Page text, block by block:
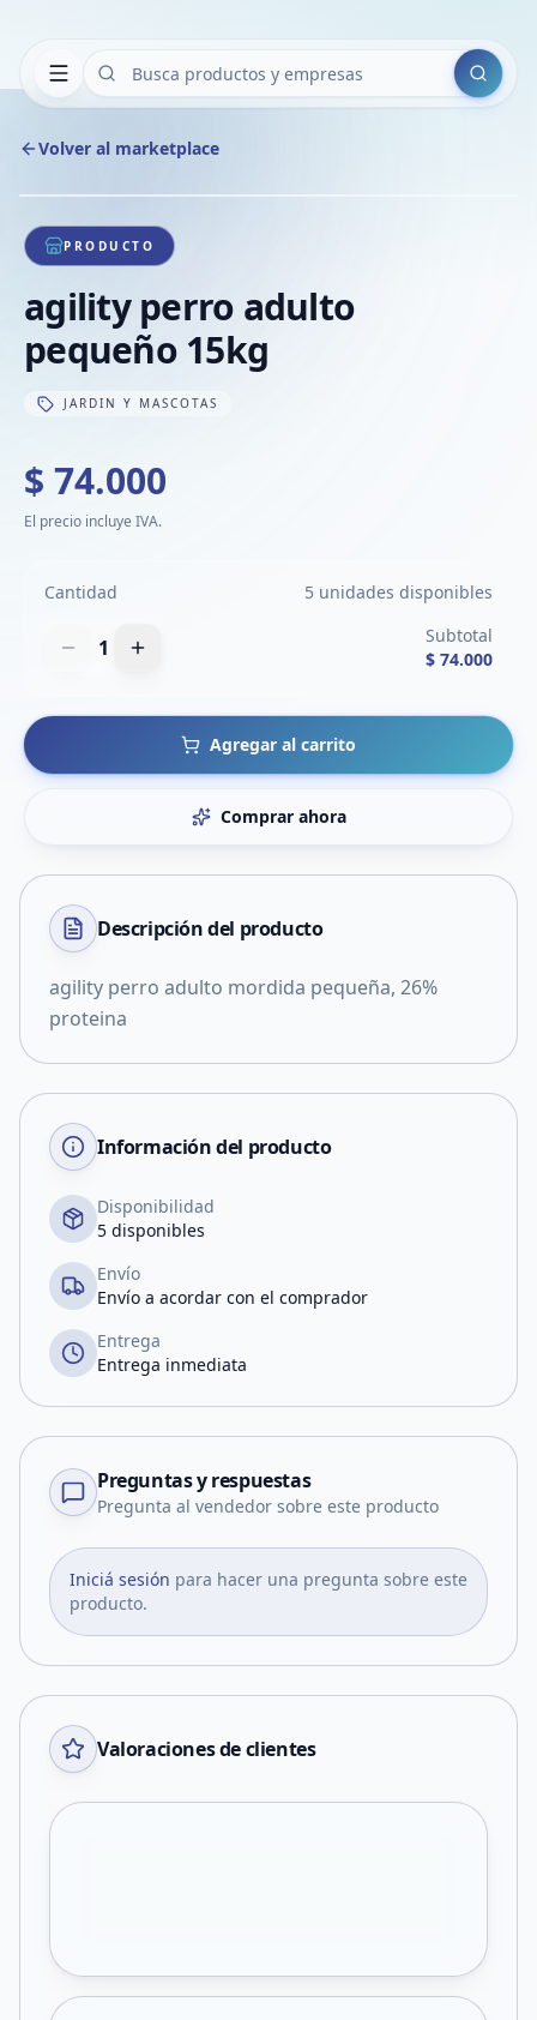
Buscar
Volver al marketplace
1/1
PRODUCTO
agility perro adulto
pequeño 15kg
JARDIN Y MASCOTAS
$ 74.000
El precio incluye IVA.
Cantidad 5 unidades disponibles
1
Subtotal
$ 74.000
Agregar al carrito
Comprar ahora
Descripción del producto
agility perro adulto mordida pequeña, 26%
proteina
Información del producto
Disponibilidad
5 disponibles
Envío
Envío a acordar con el comprador
Entrega
Entrega inmediata
Preguntas y respuestas
Pregunta al vendedor sobre este producto
Iniciá sesión para hacer una pregunta sobre este
producto.
Valoraciones de clientes